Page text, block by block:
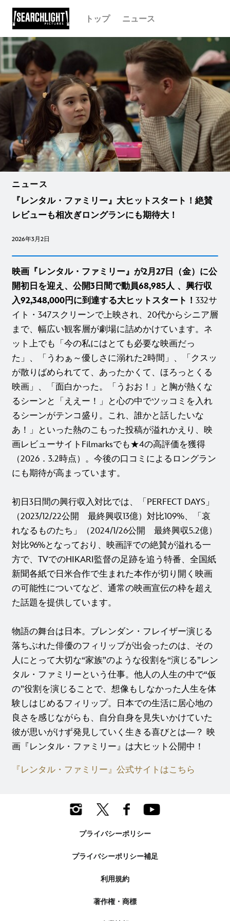
トップ ニュース
ニュース
『レンタル・ファミリー』大ヒットスタート！絶賛
レビューも相次ぎロングランにも期待大！
2026年3月2日
映画『レンタル・ファミリー』が2月27日（金）に公
開初日を迎え、公開3日間で動員68,985人 、興行収
入92,348,000円に到達する大ヒットスタート！ 332サ
イト・347スクリーンで上映され、20代からシニア層
まで、幅広い観客層が劇場に詰めかけています。ネ
ット上でも「今の私にはとても必要な映画だっ
た」、「うわぁ～優しさに溺れた2時間」、「クスッ
が散りばめられてて、あったかくて、ほろっとくる
映画」、「面白かった。「うおお！」と胸が熱くな
るシーンと「ええー！」と心の中でツッコミを入れ
るシーンがテンコ盛り。これ、誰かと話したいな
あ！」といった熱のこもった投稿が溢れかえり、映
画レビューサイトFilmarksでも★4の高評価を獲得
（2026．3.2時点）。今後の口コミによるロングラン
にも期待が高まっています。
初日3日間の興行収入対比では、「PERFECT DAYS」
（2023/12/22公開 最終興収13億）対比109%、「哀
れなるものたち」（2024/1/26公開 最終興収5.2億）
対比96%となっており、映画評での絶賛が溢れる一
方で、TVでのHIKARI監督の足跡を追う特番、全国紙
新聞各紙で日米合作で生まれた本作が切り開く映画
の可能性についてなど、通常の映画宣伝の枠を超え
た話題を提供しています。
物語の舞台は日本。ブレンダン・フレイザー演じる
落ちぶれた俳優のフィリップが出会ったのは、その
人にとって大切な“家族”のような役割を“演じる”レン
タル・ファミリーという仕事。他人の人生の中で“仮
の”役割を演じることで、想像もしなかった人生を体
験しはじめるフィリップ。日本での生活に居心地の
良さを感じながらも、自分自身を見失いかけていた
彼が思いがけず発見していく生きる喜びとは―？ 映
画『レンタル・ファミリー』は大ヒット公開中！
『レンタル・ファミリー』公式サイトはこちら
プライバシーポリシー
プライバシーポリシー補足
利用規約
著作権・商標